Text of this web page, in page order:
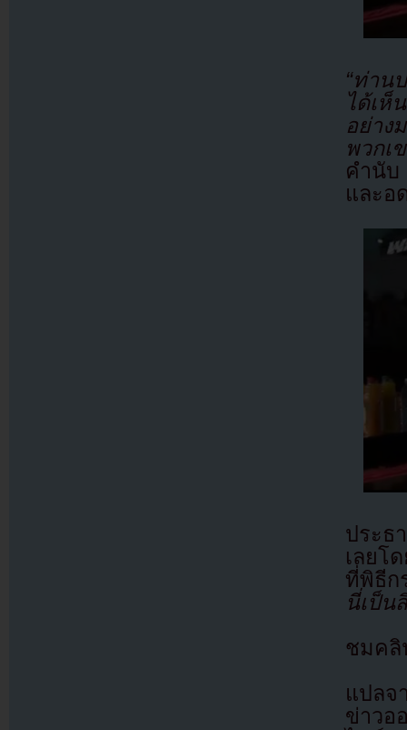
“ท่าน
ได้เ
อย่าง
พวกเ
คำนับ
และอ
ประธ
เลยโ
ที่พิธีก
นี่เป็น
ชมคลิ
แปลจ
ข่าว